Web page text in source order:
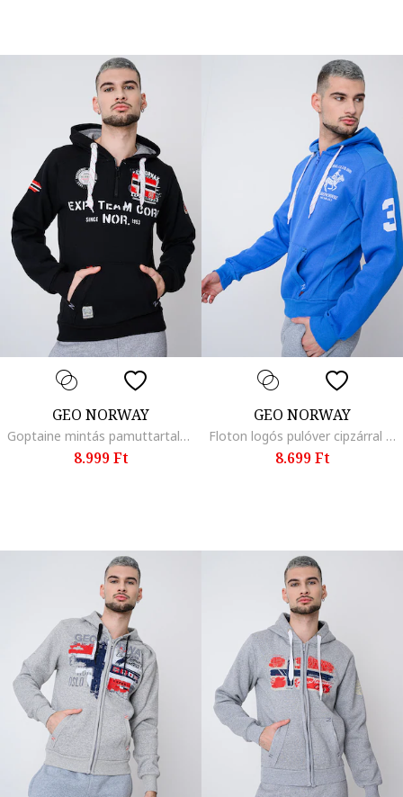
GEO NORWAY
Goptaine mintás pamuttartalmú pulóver kapucnival, Piros/Fekete/Fehér
8.999 Ft
GEO NORWAY
Floton logós pulóver cipzárral és kapucnival, Királykék/Fehér
8.699 Ft